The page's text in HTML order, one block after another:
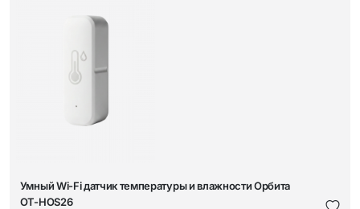
Умный Wi-Fi датчик температуры и влажности Орбита
OT-HOS26